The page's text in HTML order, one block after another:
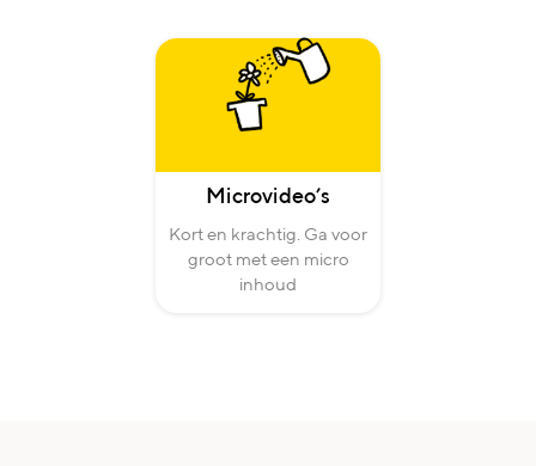
Microvideo’s
Kort en krachtig. Ga voor
groot met een micro
inhoud